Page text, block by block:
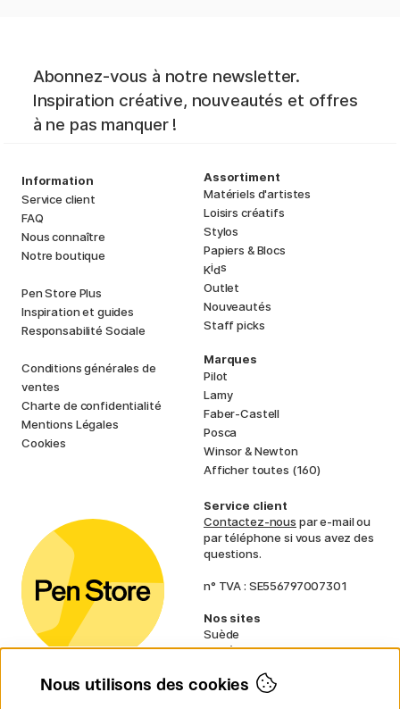
Abonnez-vous à notre newsletter.
Inspiration créative, nouveautés et offres
à ne pas manquer !
Information
Service client
FAQ
Nous connaître
Notre boutique
Pen Store Plus
Inspiration et guides
Responsabilité Sociale
Conditions générales de
ventes
Charte de confidentialité
Mentions Légales
Cookies
Assortiment
Matériels d'artistes
Loisirs créatifs
Stylos
Papiers & Blocs
Kids
Outlet
Nouveautés
Staff picks
Marques
Pilot
Lamy
Faber-Castell
Posca
Winsor & Newton
Afficher toutes (160)
Service client
Contactez-nous par e-mail ou
par téléphone si vous avez des
questions.
n° TVA : SE556797007301
Nos sites
Suède
Norvège
Finlande
Nous utilisons des cookies